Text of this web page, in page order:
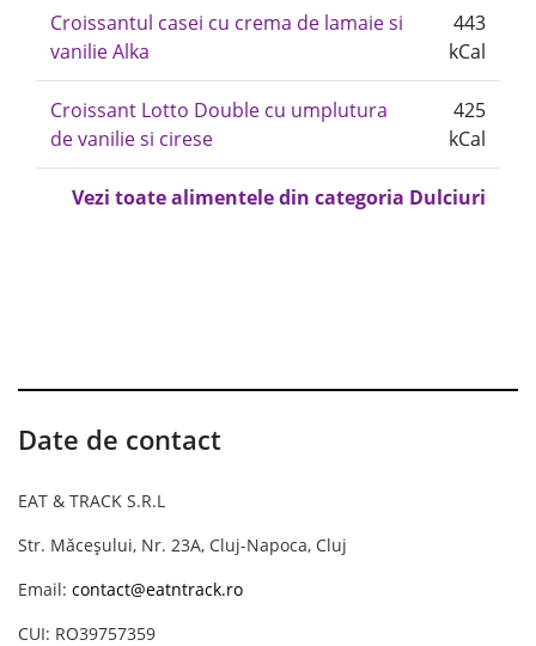
Croissantul casei cu crema de lamaie si
vanilie Alka
443
kCal
Croissant Lotto Double cu umplutura
de vanilie si cirese
425
kCal
Vezi toate alimentele din categoria Dulciuri
Date de contact
EAT & TRACK S.R.L
Str. Măceșului, Nr. 23A, Cluj-Napoca, Cluj
Email: contact@eatntrack.ro
CUI: RO39757359